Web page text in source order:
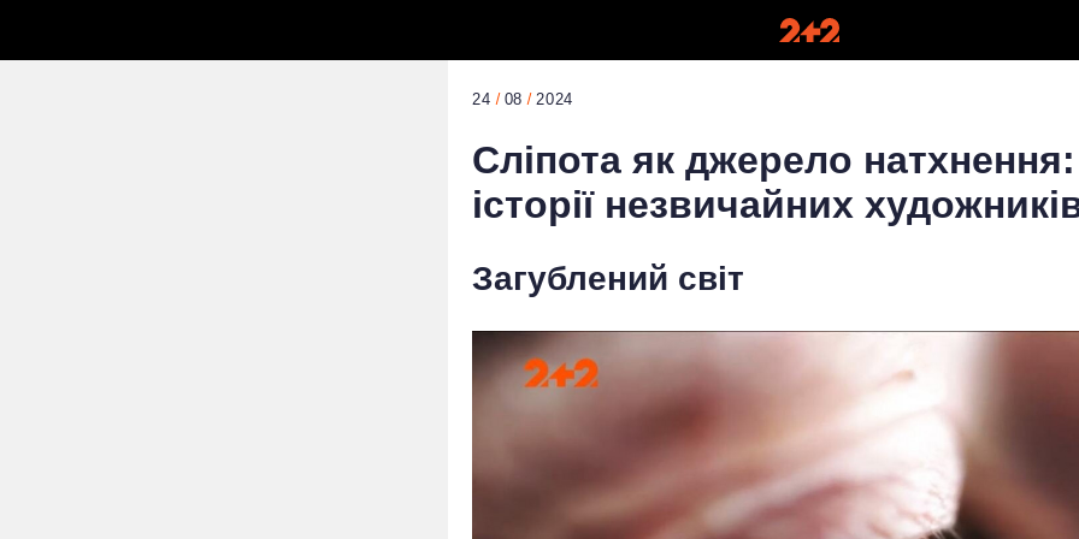
24 08 2024
Сліпота як джерело натхнення:
історії незвичайних
Загублений світ